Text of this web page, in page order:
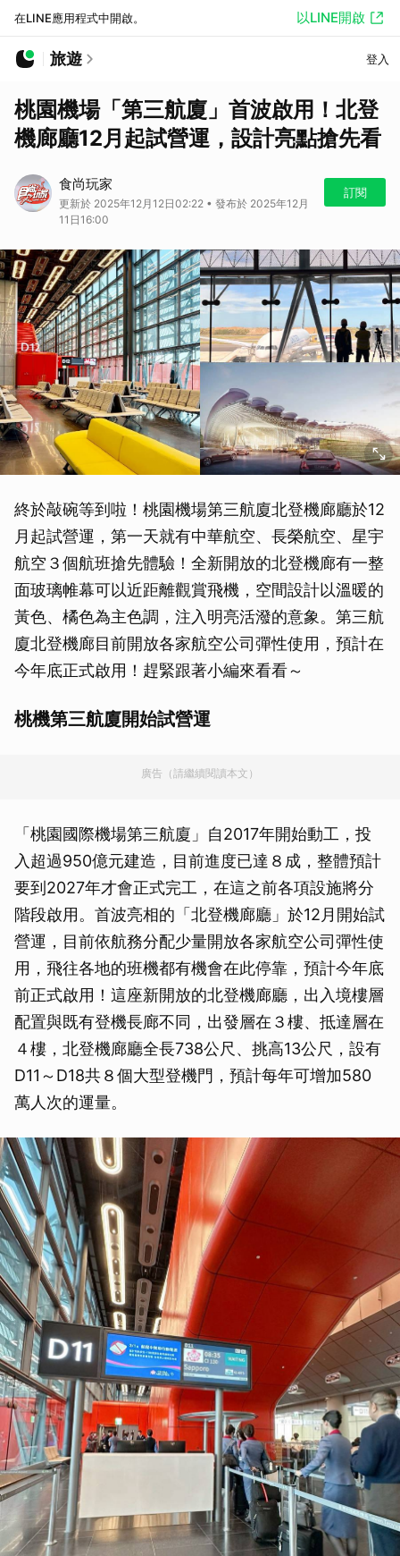
在LINE應用程式中開啟。 以LINE開啟
旅遊 登入
桃園機場「第三航廈」首波啟用！北登
機廊廳12月起試營運，設計亮點搶先看
食尚玩家
更新於 2025年12月12日02:22 • 發布於 2025年12月
11日16:00
訂閱
終於敲碗等到啦！桃園機場第三航廈北登機廊廳於12
月起試營運，第一天就有中華航空、長榮航空、星宇
航空３個航班搶先體驗！全新開放的北登機廊有一整
面玻璃帷幕可以近距離觀賞飛機，空間設計以溫暖的
黃色、橘色為主色調，注入明亮活潑的意象。第三航
廈北登機廊目前開放各家航空公司彈性使用，預計在
今年底正式啟用！趕緊跟著小編來看看～
桃機第三航廈開始試營運
廣告（請繼續閱讀本文）
「桃園國際機場第三航廈」自2017年開始動工，投
入超過950億元建造，目前進度已達８成，整體預計
要到2027年才會正式完工，在這之前各項設施將分
階段啟用。首波亮相的「北登機廊廳」於12月開始試
營運，目前依航務分配少量開放各家航空公司彈性使
用，飛往各地的班機都有機會在此停靠，預計今年底
前正式啟用！這座新開放的北登機廊廳，出入境樓層
配置與既有登機長廊不同，出發層在３樓、抵達層在
４樓，北登機廊廳全長738公尺、挑高13公尺，設有
D11～D18共８個大型登機門，預計每年可增加580
萬人次的運量。